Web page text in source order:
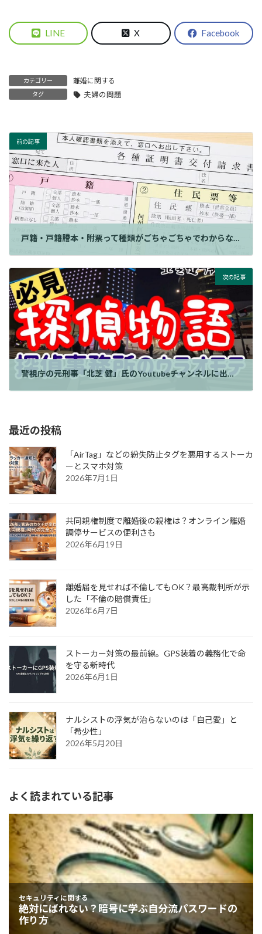
Facebook
X
LINE
カテゴリー 離婚に関する
タグ 夫婦の問題
前の記事
戸籍・戸籍謄本・附票って種類がごちゃごちゃでわからない！
次の記事
警視庁の元刑事「北芝 健」氏のYoutubeチャンネルに出演！
最近の投稿
「AirTag」などの紛失防止タグを悪用するストーカ
ーとスマホ対策
2026年7月1日
共同親権制度で離婚後の親権は？オンライン離婚
調停サービスの便利さも
2026年6月19日
離婚届を見せれば不倫してもOK？最高裁判所が示
した「不倫の賠償責任」
2026年6月7日
ストーカー対策の最前線。GPS装着の義務化で命
を守る新時代
2026年6月1日
ナルシストの浮気が治らないのは「自己愛」と
「希少性」
2026年5月20日
よく読まれている記事